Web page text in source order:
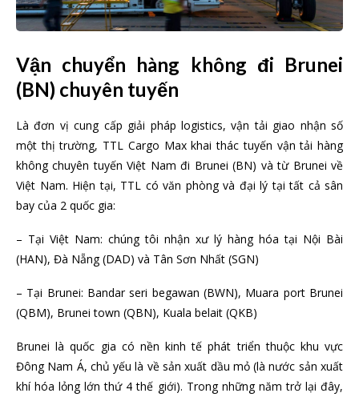
Vận chuyển hàng không đi Brunei
(BN) chuyên tuyến
Là đơn vị cung cấp giải pháp logistics, vận tải giao nhận số
một thị trường, TTL Cargo Max khai thác tuyến vận tải hàng
không chuyên tuyến Việt Nam đi Brunei (BN) và từ Brunei về
Việt Nam. Hiện tại, TTL có văn phòng và đại lý tại tất cả sân
bay của 2 quốc gia:
– Tại Việt Nam: chúng tôi nhận xư lý hàng hóa tại Nội Bài
(HAN), Đà Nẵng (DAD) và Tân Sơn Nhất (SGN)
– Tại Brunei: Bandar seri begawan (BWN), Muara port Brunei
(QBM), Brunei town (QBN), Kuala belait (QKB)
Brunei là quốc gia có nền kinh tế phát triển thuộc khu vực
Đông Nam Á, chủ yếu là về sản xuất dầu mỏ (là nước sản xuất
khí hóa lỏng lớn thứ 4 thế giới). Trong những năm trở lại đây,